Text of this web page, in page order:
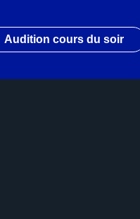
Audition cours du soir